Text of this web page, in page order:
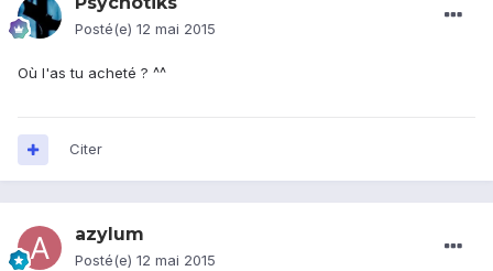
Posté(e) 12 mai 2015
Où l'as tu acheté ? ^^
Citer
azylum
Posté(e) 12 mai 2015